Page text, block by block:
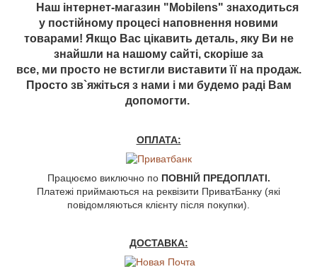
Наш інтернет-магазин "Mobilens" знаходиться
у постійному процесі наповнення новими
товарами! Якщо Вас цікавить деталь, яку Ви не
знайшли на нашому сайті, скоріше за
все, ми просто не встигли виставити її на продаж.
Просто зв`яжіться з нами і ми будемо раді Вам
допомогти.
ОПЛАТА:
Працюємо виключно по ПОВНІЙ ПРЕДОПЛАТІ.
Платежі приймаються на реквізити ПриватБанку (які
повідомляються клієнту після покупки).
ДОСТАВКА: